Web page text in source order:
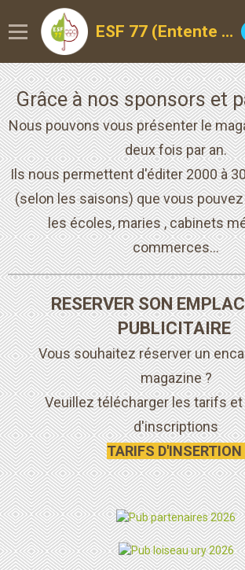
ESF 77 (Entente Sportive de la Forêt)
Grâce à nos sponsors et
Nous pouvons vous présenter le
deux fois par an.
Ils nous permettentd'éditer 2000 à
(selon les saisons) que vous
les écoles, maries , cabinets
commerces...
RESERVER SON
PUBLICITAIRE
Vous souhaitez réserver un
magazine ?
Veuillez télécharger les tarifs
d'inscriptions
TARIFS D'INSERTION